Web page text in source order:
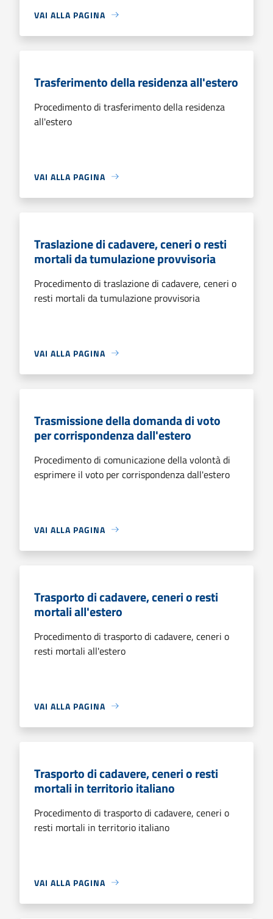
VAI ALLA PAGINA
Trasferimento della residenza all'estero
Procedimento di trasferimento della residenza
all'estero
VAI ALLA PAGINA
Traslazione di cadavere, ceneri o resti
mortali da tumulazione provvisoria
Procedimento di traslazione di cadavere, ceneri o
resti mortali da tumulazione provvisoria
VAI ALLA PAGINA
Trasmissione della domanda di voto
per corrispondenza dall'estero
Procedimento di comunicazione della volontà di
esprimere il voto per corrispondenza dall'estero
VAI ALLA PAGINA
Trasporto di cadavere, ceneri o resti
mortali all'estero
Procedimento di trasporto di cadavere, ceneri o
resti mortali all'estero
VAI ALLA PAGINA
Trasporto di cadavere, ceneri o resti
mortali in territorio italiano
Procedimento di trasporto di cadavere, ceneri o
resti mortali in territorio italiano
VAI ALLA PAGINA